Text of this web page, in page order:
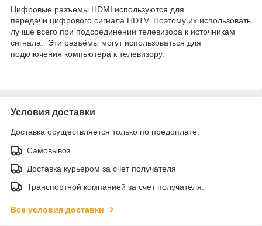
Цифровые разъемы HDMI используются для
передачи цифрового сигнала HDTV. Поэтому их использовать
лучше всего при подсоединении телевизора к источникам
сигнала. Эти разъёмы могут использоваться для
подключения компьютера к телевизору.
Условия доставки
Доставка осуществляется только по предоплате.
Самовывоз
Доставка курьером за счет получателя
Транспортной компанией за счет получателя.
Все условия доставки